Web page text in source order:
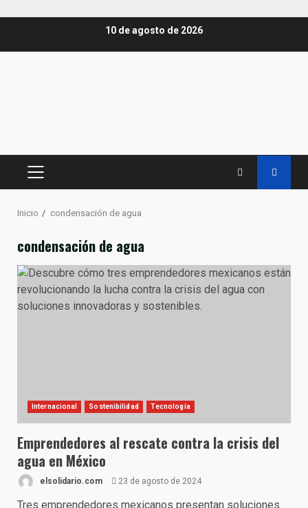
10 de agosto de 2026
MENÚ
Inicio condensación de agua
condensación de agua
Internacional Sostenibilidad Tecnología
Emprendedores al rescate contra la crisis del
agua en México
elsolidario.com 23 de agosto de 2024
Tres emprendedores mexicanos presentan soluciones